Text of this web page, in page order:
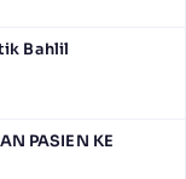
Bahlil
PASIEN KE